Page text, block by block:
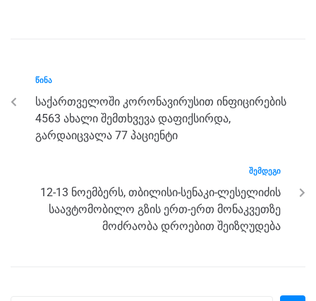
b
o
o
k
g
er
m p
p
ᲬᲘᲜᲐ
საქართველოში კორონავირუსით ინფიცირების
4563 ახალი შემთხვევა დაფიქსირდა,
გარდაიცვალა 77 პაციენტი
ᲨᲔᲛᲓᲔᲒᲘ
12-13 ნოემბერს, თბილისი-სენაკი-ლესელიძის
საავტომობილო გზის ერთ-ერთ მონაკვეთზე
მოძრაობა დროებით შეიზღუდება